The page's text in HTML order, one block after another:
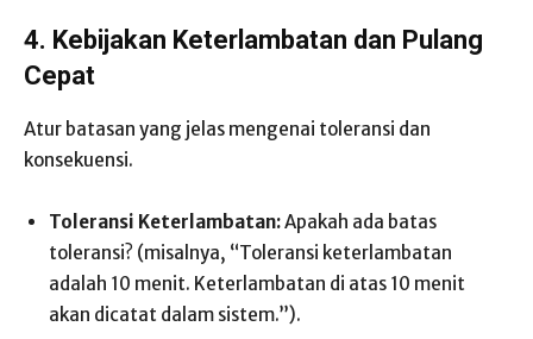
4. Kebijakan Keterlambatan dan Pulang
Cepat
Atur batasan yang jelas mengenai toleransi dan
konsekuensi.
Toleransi Keterlambatan:Apakah ada batas
toleransi? (misalnya, “Toleransi keterlambatan
adalah 10 menit. Keterlambatan di atas 10 menit
akan dicatat dalam sistem.”).